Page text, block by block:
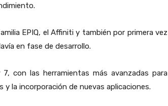
EPIQ, el Affiniti y también por primera vez
en fase de desarrollo.
con las herramientas más avanzadas para
la incorporación de nuevas aplicaciones.